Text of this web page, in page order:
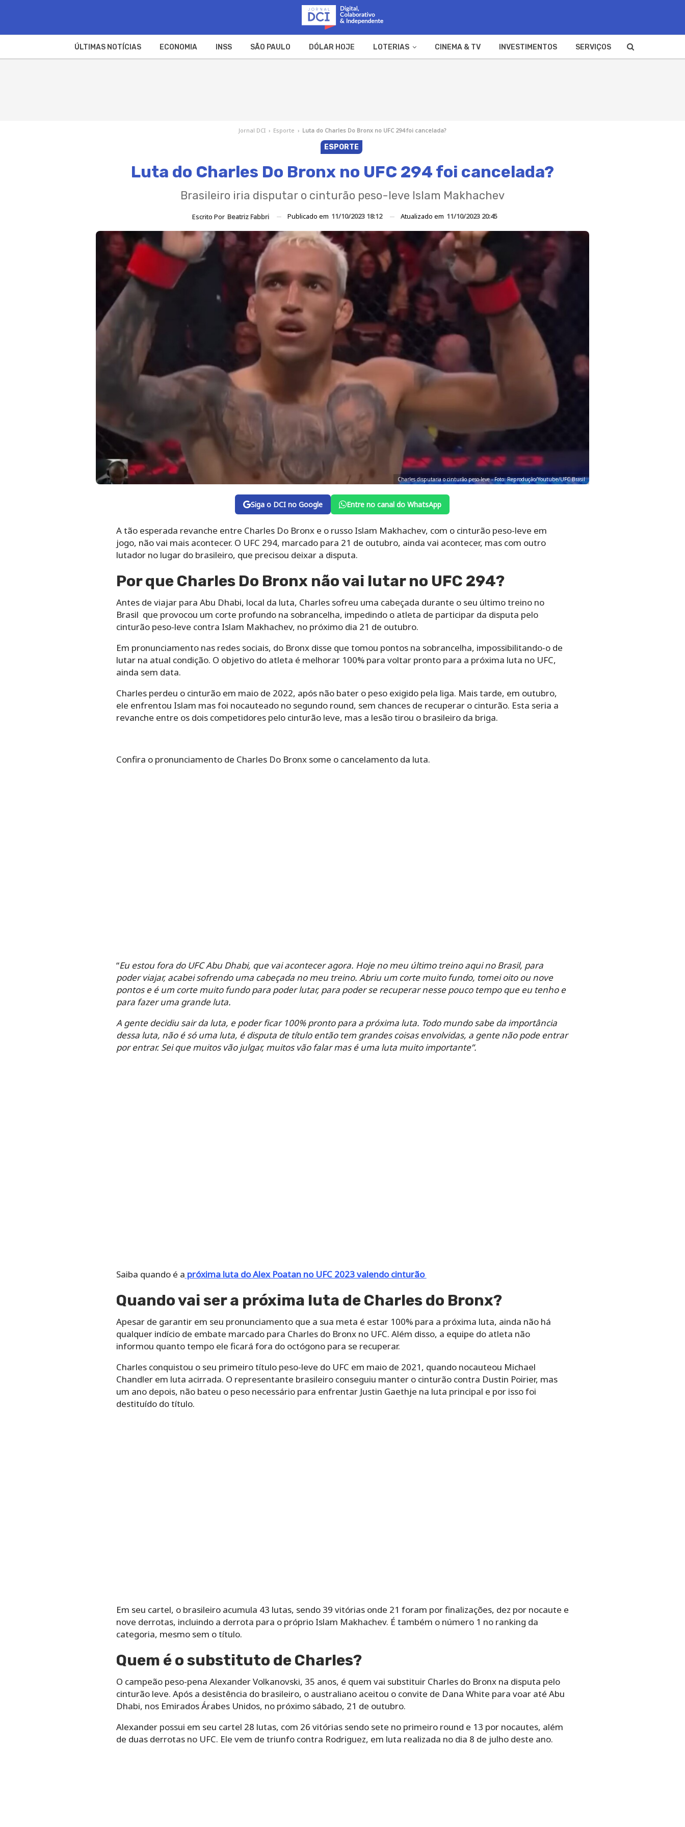
ÚLTIMAS NOTÍCIAS ECONOMIA INSS SÃO PAULO DÓLAR HOJE LOTERIAS CINEMA & TV INVESTIMENTOS SERVIÇOS
Jornal DCI › Esporte › Luta do Charles Do Bronx no UFC 294 foi cancelada?
ESPORTE
Luta do Charles Do Bronx no UFC 294 foi cancelada?
Brasileiro iria disputar o cinturão peso-leve Islam Makhachev
Escrito Por Beatriz Fabbri Publicado em 11/10/2023 18:12 Atualizado em 11/10/2023 20:45
Charles disputaria o cinturão peso-leve - Foto: Reprodução/Youtube/UFC Brasil
Siga o DCI no Google Entre no canal do WhatsApp
A tão esperada revanche entre Charles Do Bronx e o russo Islam Makhachev, com o cinturão peso-leve em
jogo, não vai mais acontecer. O UFC 294, marcado para 21 de outubro, ainda vai acontecer, mas com outro
lutador no lugar do brasileiro, que precisou deixar a disputa.
Por que Charles Do Bronx não vai lutar no UFC 294?
Antes de viajar para Abu Dhabi, local da luta, Charles sofreu uma cabeçada durante o seu último treino no
Brasil que provocou um corte profundo na sobrancelha, impedindo o atleta de participar da disputa pelo
cinturão peso-leve contra Islam Makhachev, no próximo dia 21 de outubro.
Em pronunciamento nas redes sociais, do Bronx disse que tomou pontos na sobrancelha, impossibilitando-o de
lutar na atual condição. O objetivo do atleta é melhorar 100% para voltar pronto para a próxima luta no UFC,
ainda sem data.
Charles perdeu o cinturão em maio de 2022, após não bater o peso exigido pela liga. Mais tarde, em outubro,
ele enfrentou Islam mas foi nocauteado no segundo round, sem chances de recuperar o cinturão. Esta seria a
revanche entre os dois competidores pelo cinturão leve, mas a lesão tirou o brasileiro da briga.
Confira o pronunciamento de Charles Do Bronx some o cancelamento da luta.
“Eu estou fora do UFC Abu Dhabi, que vai acontecer agora. Hoje no meu último treino aqui no Brasil, para
poder viajar, acabei sofrendo uma cabeçada no meu treino. Abriu um corte muito fundo, tomei oito ou nove
pontos e é um corte muito fundo para poder lutar, para poder se recuperar nesse pouco tempo que eu tenho e
para fazer uma grande luta.
A gente decidiu sair da luta, e poder ficar 100% pronto para a próxima luta. Todo mundo sabe da importância
dessa luta, não é só uma luta, é disputa de título então tem grandes coisas envolvidas, a gente não pode entrar
por entrar. Sei que muitos vão julgar, muitos vão falar mas é uma luta muito importante”.
Saiba quando é a próxima luta do Alex Poatan no UFC 2023 valendo cinturão
Quando vai ser a próxima luta de Charles do Bronx?
Apesar de garantir em seu pronunciamento que a sua meta é estar 100% para a próxima luta, ainda não há
qualquer indício de embate marcado para Charles do Bronx no UFC. Além disso, a equipe do atleta não
informou quanto tempo ele ficará fora do octógono para se recuperar.
Charles conquistou o seu primeiro título peso-leve do UFC em maio de 2021, quando nocauteou Michael
Chandler em luta acirrada. O representante brasileiro conseguiu manter o cinturão contra Dustin Poirier, mas
um ano depois, não bateu o peso necessário para enfrentar Justin Gaethje na luta principal e por isso foi
destituído do título.
Em seu cartel, o brasileiro acumula 43 lutas, sendo 39 vitórias onde 21 foram por finalizações, dez por nocaute e
nove derrotas, incluindo a derrota para o próprio Islam Makhachev. É também o número 1 no ranking da
categoria, mesmo sem o título.
Quem é o substituto de Charles?
O campeão peso-pena Alexander Volkanovski, 35 anos, é quem vai substituir Charles do Bronx na disputa pelo
cinturão leve. Após a desistência do brasileiro, o australiano aceitou o convite de Dana White para voar até Abu
Dhabi, nos Emirados Árabes Unidos, no próximo sábado, 21 de outubro.
Alexander possui em seu cartel 28 lutas, com 26 vitórias sendo sete no primeiro round e 13 por nocautes, além
de duas derrotas no UFC. Ele vem de triunfo contra Rodriguez, em luta realizada no dia 8 de julho deste ano.